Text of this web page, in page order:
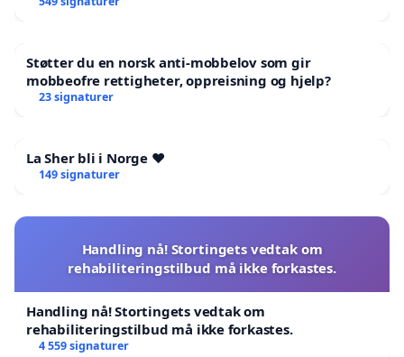
Støtter du en norsk anti-mobbelov som gir
mobbeofre rettigheter, oppreisning og hjelp?
23 signaturer
La Sher bli i Norge ❤️
149 signaturer
Handling nå! Stortingets vedtak om
rehabiliteringstilbud må ikke forkastes.
Handling nå! Stortingets vedtak om
rehabiliteringstilbud må ikke forkastes.
4 559 signaturer